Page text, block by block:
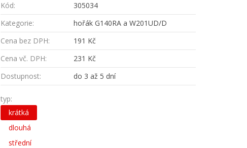
Kód:
305034
Kategorie:
hořák G140RA a W201UD/D
Cena bez DPH:
191 Kč
Cena vč. DPH:
231 Kč
Dostupnost:
do 3 až 5 dní
typ:
krátká
dlouhá
střední